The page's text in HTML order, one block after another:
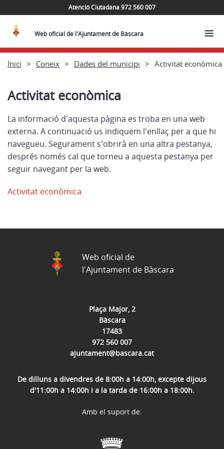
Atenció Ciutadana 972 560 007
Web oficial de l'Ajuntament de Bàscara
Inici Coneix Dades del municipi Activitat econòmica
Activitat econòmica
La informació d'aquesta pàgina es troba en una web
externa. A continuació us indiquem l'enllaç per a que hi
navegueu. Segurament s'obrirà en una altra pestanya,
després només cal que torneu a aquesta pestanya per
seguir navegant per la web.
Activitat econòmica
Plaça Major, 2
Bàscara
17483
972 560 007
ajuntament@bascara.cat
De dilluns a divendres de 8:00h a 14:00h, excepte dijous
d'11:00h a 14:00h i a la tarda de 16:00h a 18:00h.
Web oficial de
l'Ajuntament de Bàscara
Amb el suport de: